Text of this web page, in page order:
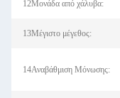
12Μονάδα από χάλυβα:
13Μέγιστο μέγεθος:
14Αναβάθμιση Μόνωσης: